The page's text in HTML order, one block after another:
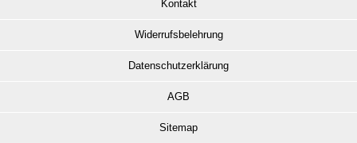
Kontakt
Widerrufsbelehrung
Datenschutzerklärung
AGB
Sitemap